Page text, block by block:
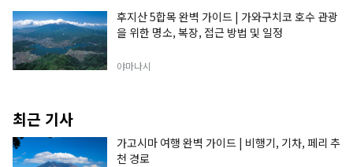
후지산 5합목 완벽 가이드 | 가와구치코 호수 관광
을 위한 명소, 복장, 접근 방법 및 일정
야마나시
최근 기사
가고시마 여행 완벽 가이드 | 비행기, 기차, 페리 추
천 경로